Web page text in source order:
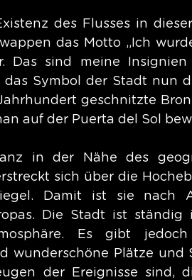
des Flusses in
das Motto „Ich
Das sind meine
Symbol der Stadt nun
geschnitzte
auf der Puerta del Sol
in der Nähe des
sich über die
Damit ist sie nach
Die Stadt ist
Es gibt
wunderschöne Plätze und
der Ereignisse sind,